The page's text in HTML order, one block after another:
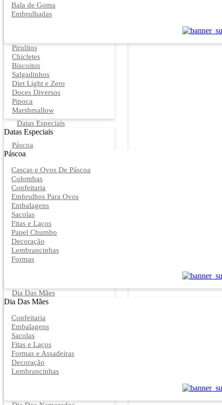
Bala de Goma
Embrulhadas
Pirulitos
Chicletes
Biscoitos
Salgadinhos
Diet Light e Zero
Doces Diversos
Pipoca
Marshmallow
Datas Especiais
Datas Especiais
Páscoa
Páscoa
Cascas e Ovos De Páscoa
Colombas
Confeitaria
Embrulhos Para Ovos
Embalagens
Sacolas
Fitas e Laços
Papel Chumbo
Decoração
Lembrancinhas
Formas
Dia Das Mães
Dia Das Mães
Confeitaria
Embalagens
Sacolas
Fitas e Laços
Formas e Assadeiras
Decoração
Lembrancinhas